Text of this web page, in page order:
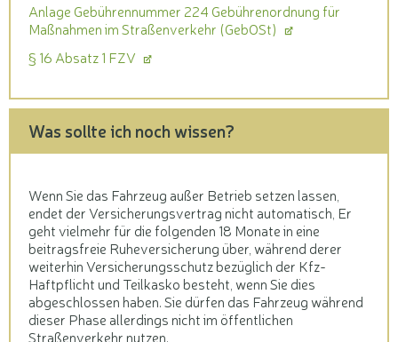
Anlage Gebührennummer 224 Gebührenordnung für
Maßnahmen im Straßenverkehr (GebOSt)
§ 16 Absatz 1 FZV
Was sollte ich noch wissen?
Wenn Sie das Fahrzeug außer Betrieb setzen lassen,
endet der Versicherungsvertrag nicht automatisch, Er
geht vielmehr für die folgenden 18 Monate in eine
beitragsfreie Ruheversicherung über, während derer
weiterhin Versicherungsschutz bezüglich der Kfz-
Haftpflicht und Teilkasko besteht, wenn Sie dies
abgeschlossen haben. Sie dürfen das Fahrzeug während
dieser Phase allerdings nicht im öffentlichen
Straßenverkehr nutzen.